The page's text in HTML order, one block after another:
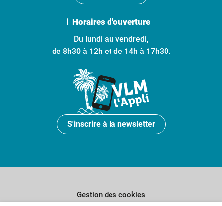
Horaires d'ouverture
Du lundi au vendredi,
de 8h30 à 12h et de 14h à 17h30.
S'inscrire à la newsletter
Gestion des cookies